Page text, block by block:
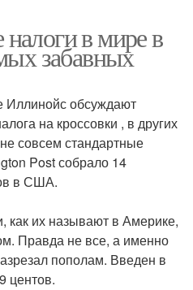
в мире в
забавных
Иллинойс обсуждают
на кроссовки , в других
совсем стандартные
Post собрало 14
в США.
как их называют в Америке,
Правда не все, а именно
пополам. Введен в
центов.